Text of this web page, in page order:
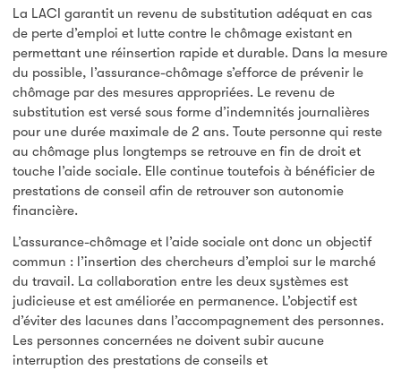
La LACI garantit un revenu de substitution adéquat en cas
de perte d’emploi et lutte contre le chômage existant en
permettant une réinsertion rapide et durable. Dans la mesure
du possible, l’assurance-chômage s’efforce de prévenir le
chômage par des mesures appropriées. Le revenu de
substitution est versé sous forme d’indemnités journalières
pour une durée maximale de 2 ans. Toute personne qui reste
au chômage plus longtemps se retrouve en fin de droit et
touche l’aide sociale. Elle continue toutefois à bénéficier de
prestations de conseil afin de retrouver son autonomie
financière.
L’assurance-chômage et l’aide sociale ont donc un objectif
commun : l’insertion des chercheurs d’emploi sur le marché
du travail. La collaboration entre les deux systèmes est
judicieuse et est améliorée en permanence. L’objectif est
d’éviter des lacunes dans l’accompagnement des personnes.
Les personnes concernées ne doivent subir aucune
interruption des prestations de conseils et